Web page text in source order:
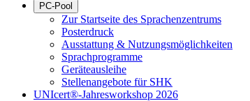
PC-Pool
Zur Startseite des Sprachenzentrums
Posterdruck
Ausstattung & Nutzungsmöglichkeiten
Sprachprogramme
Geräteausleihe
Stellenangebote für SHK
UNIcert®-Jahresworkshop 2026